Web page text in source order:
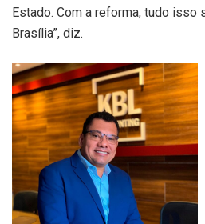
Estado. Com a reforma, tudo isso
Brasília”, diz.